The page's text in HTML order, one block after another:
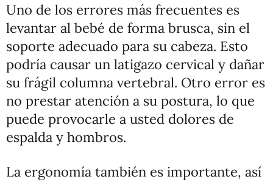
Uno de los errores más frecuentes es
levantar al bebé de forma brusca, sin el
soporte adecuado para su cabeza. Esto
podría causar un latigazo cervical y dañar
su frágil columna vertebral. Otro error es
no prestar atención a su postura, lo que
puede provocarle a usted dolores de
espalda y hombros.
La ergonomía también es importante, así